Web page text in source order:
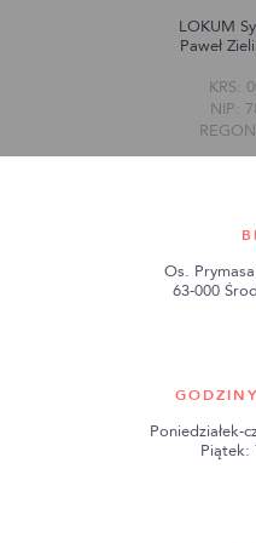
LOKUM
Paweł
KRS:
NIP:
Os.
63-000
Poniedziałek-
Piątek: